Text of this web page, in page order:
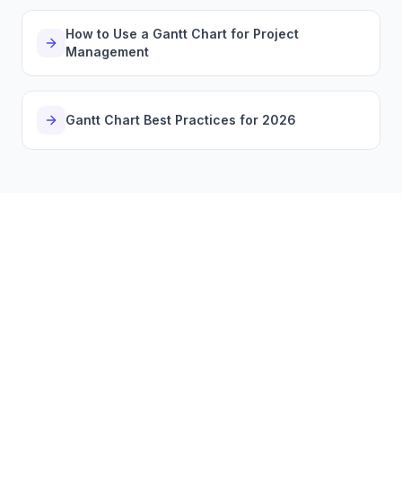
How to Use a Gantt Chart for Project
Management
Gantt Chart Best Practices for 2026